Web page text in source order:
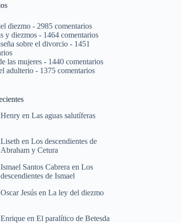
diezmo - 2985 comentarios
y diezmos - 1464 comentarios
sobre el divorcio - 1451
las mujeres - 1440 comentarios
adulterio - 1375 comentarios
Henry enLas aguas salutíferas
Liseth enLos descendientes de
Abraham y Cetura
Ismael Santos Cabrera enLos
descendientes de Ismael
Oscar Jesús enLa ley del diezmo
Enrique enEl paralítico de Betesda